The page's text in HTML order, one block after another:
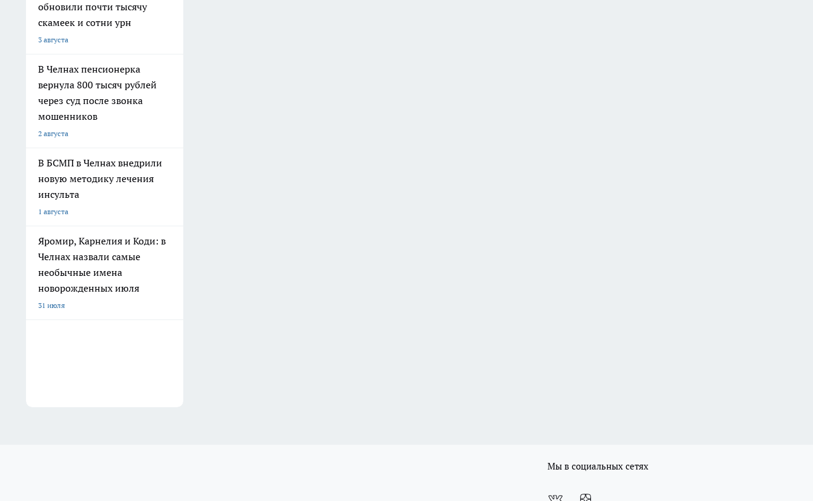
обновили почти тысячу
скамеек и сотни урн
3 августа
В Челнах пенсионерка
вернула 800 тысяч рублей
через суд после звонка
мошенников
2 августа
В БСМП в Челнах внедрили
новую методику лечения
инсульта
1 августа
Яромир, Карнелия и Коди: в
Челнах назвали самые
необычные имена
новорожденных июля
31 июля
Мы в социальных сетях